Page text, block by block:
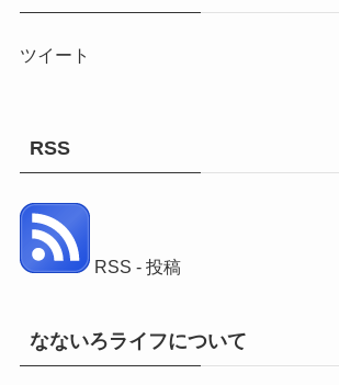
ツイート
RSS
RSS - 投稿
なないろライフについて